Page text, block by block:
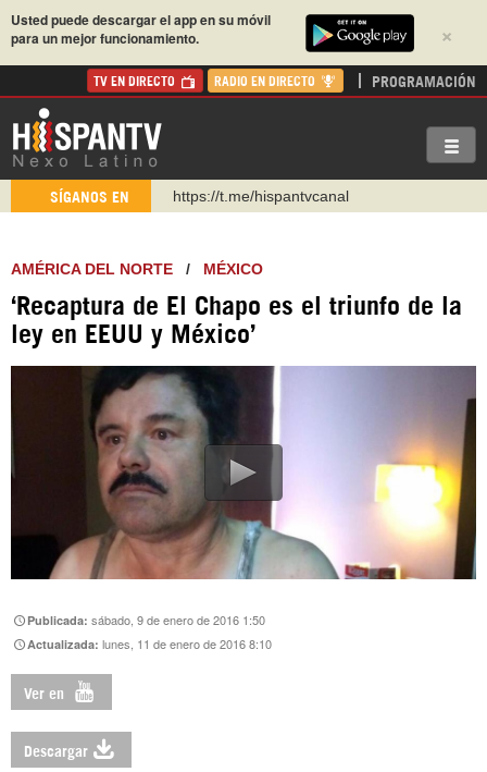
×
Usted puede descargar el app en su móvil
para un mejor funcionamiento.
TV EN DIRECTO RADIO EN DIRECTO PROGRAMACIÓN
SÍGANOS EN
https://t.me/hispantvcanal
WhatsApp y Viber: +98 921 79 29 404
Instagram como: hispan_tv
https://www.facebook.com/Nexolatino.Canal
http://twitter.com/nexo_latino
AMÉRICA DEL NORTE / MÉXICO
‘Recaptura de El Chapo es el triunfo de la
ley en EEUU y México’
Publicada:sábado, 9 de enero de 2016 1:50
Actualizada:lunes, 11 de enero de 2016 8:10
Ver en
Descargar